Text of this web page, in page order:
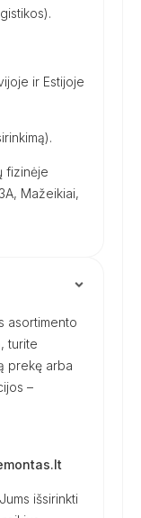
ir Estijoje
fizinėje
Mažeikiai,
asortimento
turite
prekę arba
–
išsirinkti